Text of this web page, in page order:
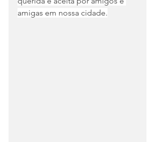
amigas em nossa cidade.